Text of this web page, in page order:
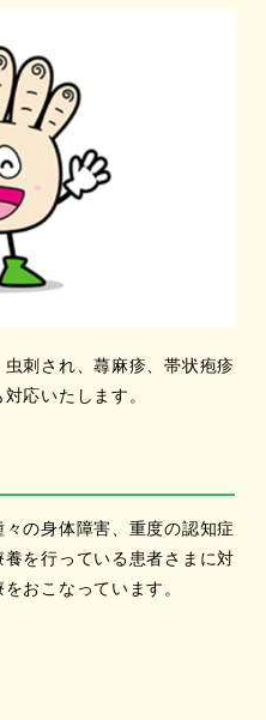
刺され、蕁麻疹、帯状疱疹
応いたします。
の身体障害、重度の認知症
を行っている患者さまに対
おこなっています。